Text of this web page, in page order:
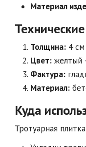
Материал
Толщина: 4
Цвет: желтый
Фактура:
Материал:
Куда
Тротуарная